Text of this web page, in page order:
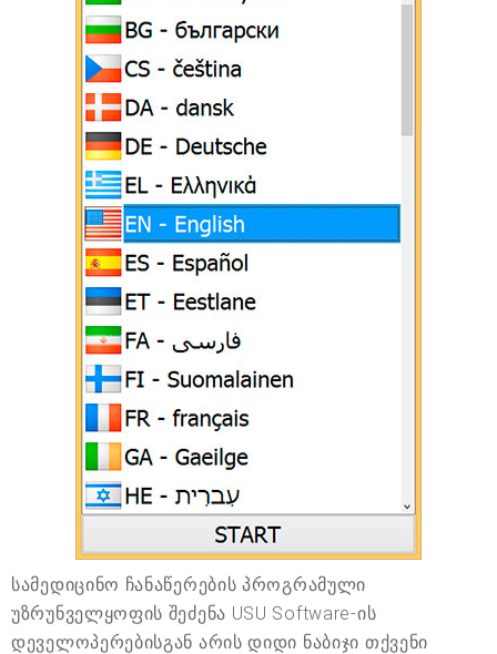
სამედიცინო ჩანაწერების პროგრამული
უზრუნველყოფის შეძენა USU Software-ის
დეველოპერებისგან არის დიდი ნაბიჯი თქვენი